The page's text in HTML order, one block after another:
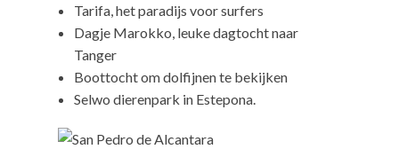
Tarifa, het paradijs voor surfers
Dagje Marokko, leuke dagtocht naar
Tanger
Boottocht om dolfijnen te bekijken
Selwo dierenpark in Estepona.